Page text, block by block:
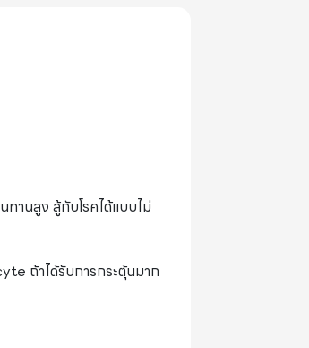
านสูง สู้กับโรคได้แบบไม่
ถ้าได้รับการกระตุ้นมาก